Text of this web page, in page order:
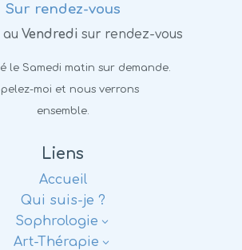
Sur rendez-vous
au Vendredi sur rendez-vous
le Samedi matin sur demande.
moi et nous verrons
ensemble.
Liens
Accueil
Qui suis-je ?
Sophrologie 3
Art-Thérapie 3